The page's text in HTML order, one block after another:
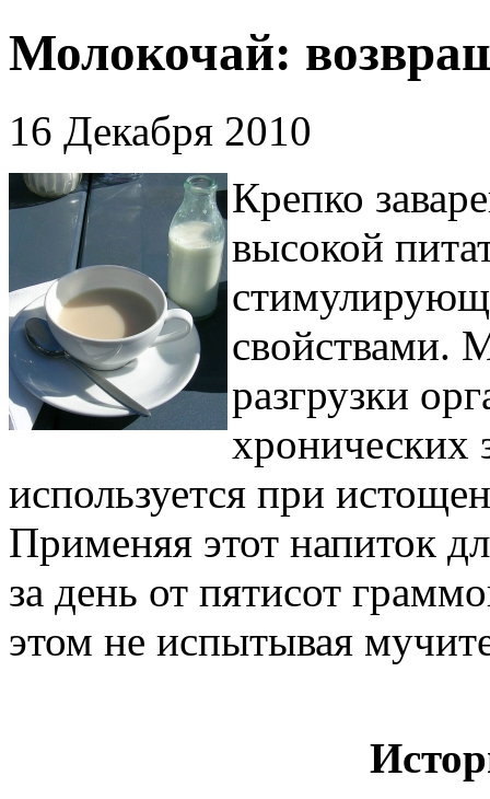
Молокочай:
16 Декабря 2010
Крепко
высокой
свойствами.
разгрузки
хронических
используется при
Применяя этот напиток
за день от пятисот
этом не испытывая